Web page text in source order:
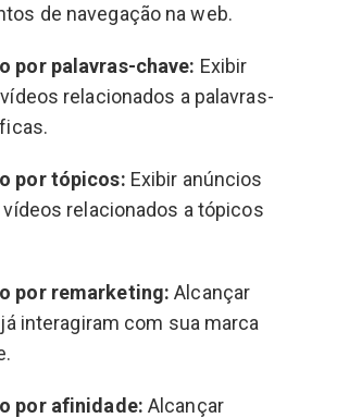
de navegação na web.
por palavras-chave: Exibir
relacionados a palavras-
por tópicos: Exibir anúncios
relacionados a tópicos
por remarketing: Alcançar
interagiram com sua marca
por afinidade: Alcançar